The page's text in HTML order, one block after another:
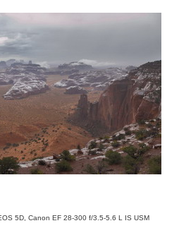
5D, Canon EF 28-300 f/3.5-5.6 L IS USM